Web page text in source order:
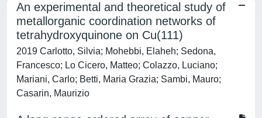
An experimental and theoretical study of
metallorganic coordination networks of
tetrahydroxyquinone on Cu(111)
2019 Carlotto, Silvia; Mohebbi, Elaheh; Sedona,
Francesco; Lo Cicero, Matteo; Colazzo, Luciano;
Mariani, Carlo; Betti, Maria Grazia; Sambi, Mauro;
Casarin, Maurizio